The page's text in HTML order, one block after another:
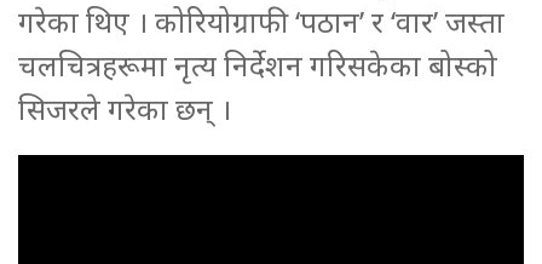
गरेका थिए । कोरियोग्राफी ‘पठान’ र ‘वार’ जस्ता
चलचित्रहरूमा नृत्य निर्देशन गरिसकेका बोस्को
सिजरले गरेका छन् ।